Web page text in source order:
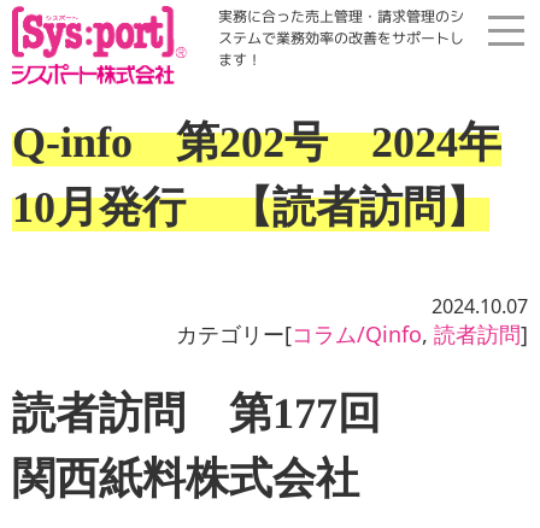
実務に合った売上管理・請求管理のシ
ステムで業務効率の改善をサポートし
ます！
展示会・勉強会
コラム・Qinfo
Q-info 第202号 2024年
10月発行 【読者訪問】
2024.10.07
カテゴリー[コラム/Qinfo, 読者訪問]
読者訪問 第177回
関西紙料株式会社